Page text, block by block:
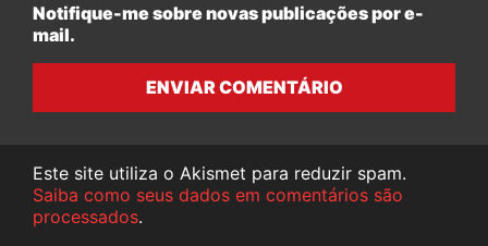
Notifique-me sobre novas publicações por e-
mail.
ENVIAR COMENTÁRIO
Este site utiliza o Akismet para reduzir spam.
Saiba como seus dados em comentários são
processados.